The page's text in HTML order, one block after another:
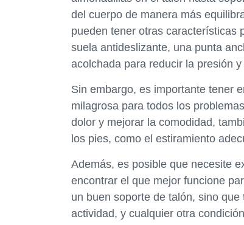
del cuerpo de manera más
pueden tener otras características
suela antideslizante, una punta
acolchada para reducir la presión
Sin embargo, es importante tener
milagrosa para todos los
dolor y mejorar la comodidad,
los pies, como el estiramiento
Además, es posible que necesite
encontrar el que mejor funcione
un buen soporte de talón, sino
actividad, y cualquier otra